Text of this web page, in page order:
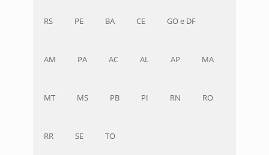
RS PE BA CE GO e DF
AM PA AC AL AP MA
MT MS PB PI RN RO
RR SE TO